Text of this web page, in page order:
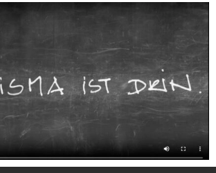
Materials